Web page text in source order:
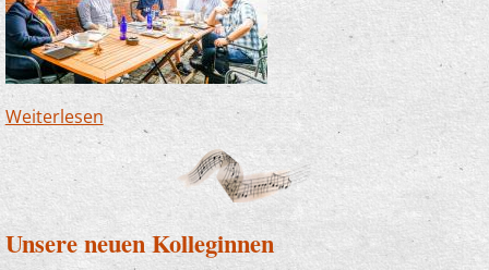
Weiterlesen über Musikschule Lennetal von Auswirkungen
der Pandemie hart getroffen
Unsere neuen Kolleginnen